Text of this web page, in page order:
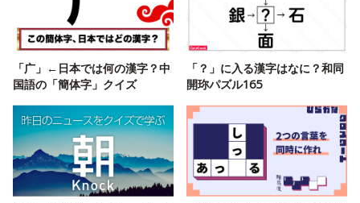
「广」←日本では何の漢字？中
国語の「簡体字」クイズ
「？」に入る漢字はなに？和同
開珎パズル165